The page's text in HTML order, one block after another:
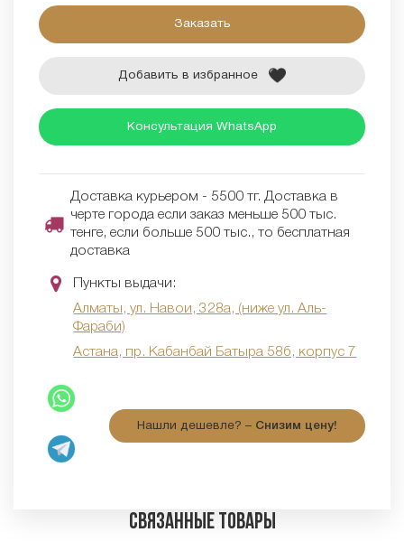
Заказать
Добавить в избранное
Консультация WhatsApp
Доставка курьером - 5500 тг. Доставка в
черте города если заказ меньше 500 тыс.
тенге, если больше 500 тыс., то бесплатная
доставка
Пункты выдачи:
Алматы, ул. Навои, 328а, (ниже ул. Аль-
Фараби)
Астана, пр. Кабанбай Батыра 58б, корпус 7
Нашли дешевле? – Снизим цену!
Связанные товары